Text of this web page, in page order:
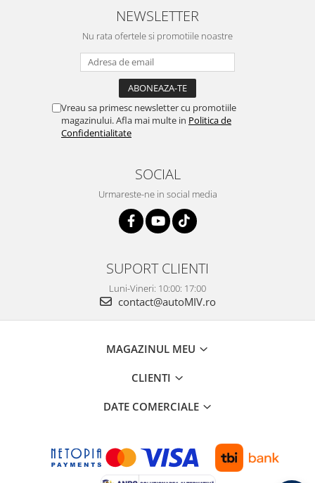
Produse de Vara
NEWSLETTER
Nu rata ofertele si promotiile noastre
Vreau sa primesc newsletter cu promotiile
magazinului. Afla mai multe in Politica de
Confidentialitate
SOCIAL
Urmareste-ne in social media
SUPORT CLIENTI
Luni-Vineri: 10:00: 17:00
contact@autoMIV.ro
MAGAZINUL MEU
CLIENTI
DATE COMERCIALE